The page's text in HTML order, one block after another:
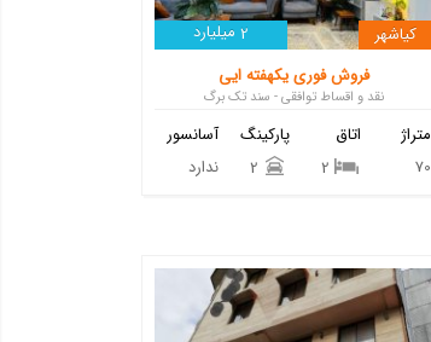
2 میلیارد
کیاشهر
فروش فوری یکهفته ایی
نقد و اقساط توافقی - سند تک برگ
آسانسور
ندارد
پارکینگ
اتاق
متراژ
70